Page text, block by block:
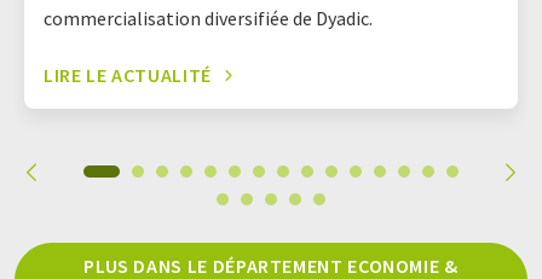
commercialisation diversifiée de Dyadic.
LIRE LE ACTUALITÉ
PLUS DANS LE DÉPARTEMENT ECONOMIE &